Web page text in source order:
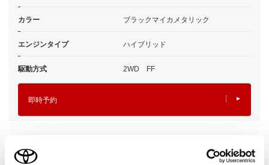
カラー ブラックマイカメタリック
エンジンタイプ ハイブリッド
駆動方式 2WD FF
即時予約